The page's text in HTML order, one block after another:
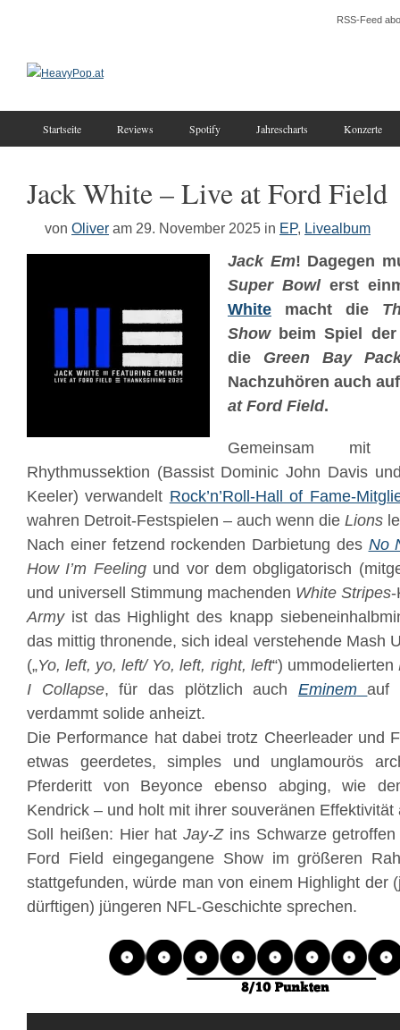
RSS-Feed
Startseite Reviews Spotify Jahrescharts Konzerte
Jack White – Live at Ford Field
von Oliver am 29. November 2025 in EP, Livealbum
Jack Em! Dagegen
Super Bowlerst
White macht die
Showbeim Spiel
die Green Bay
Nachzuhören auch
at Ford Field.
Gemeinsam mit
Rhythmussektion (Bassist Dominic John Davis
Keeler) verwandelt Rock’n’Roll-Hall of Fame-
wahren Detroit-Festspielen – auch wenn die Lions
Nach einer fetzend rockenden Darbietung des No
How I’m Feelingund vor dem obgligatorisch
und universell Stimmung machenden White Stripes-
Armyist das Highlight des knapp
das mittig thronende, sich ideal verstehende Mash
(„Yo, left, yo, left/ Yo, left, right, left“) ummodelierten
I Collapse, für das plötzlich auch Eminem auf
verdammt solide anheizt.
Die Performance hat dabei trotz Cheerleader und
etwas geerdetes, simples und unglamourös
Pferderitt von Beyonce ebenso abging, wie
Kendrick – und holt mit ihrer souveränen Effektivität
Soll heißen: Hier hatJay-Zins Schwarze
Ford Field eingegangene Show im größeren
stattgefunden, würde man von einem Highlight der
dürftigen) jüngeren NFL-Geschichte sprechen.